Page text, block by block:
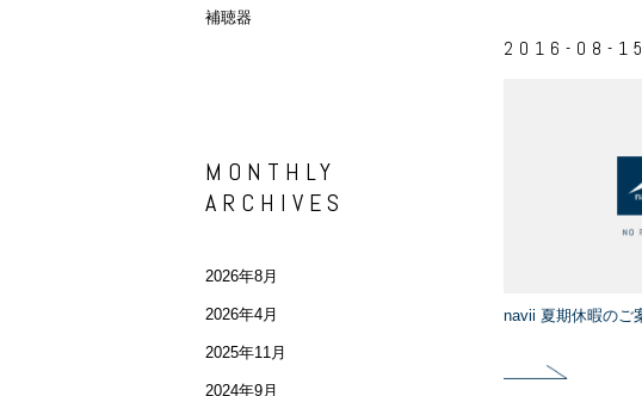
2016-08-15
navii 夏期休暇のご
補聴器
MONTHLY
ARCHIVES
2026年8月
2026年4月
2025年11月
2024年9月